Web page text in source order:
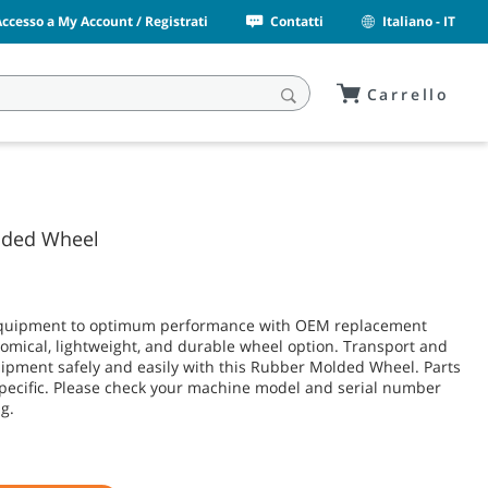
a My Account / Registrati Contatti Italiano - IT
Carrello
Wheel
to optimum performance with OEM replacement
lightweight, and durable wheel option. Transport and
safely and easily with this Rubber Molded Wheel. Parts
Please check your machine model and serial number